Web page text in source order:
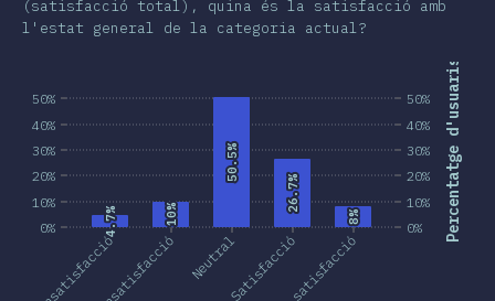
(satisfacció total), quina és la satisfacció amb
l'estat general de la categoria actual?
0%
10%
20%
30%
40%
50% Percentatge d'usuaris
Insatisfacció NeutralSatisfacció
0%
10%
20%
30%
40%
50%
4.7%
4.7% 10%
10%
50.5%
50.5%
26.7%
26.7%
8%
8%